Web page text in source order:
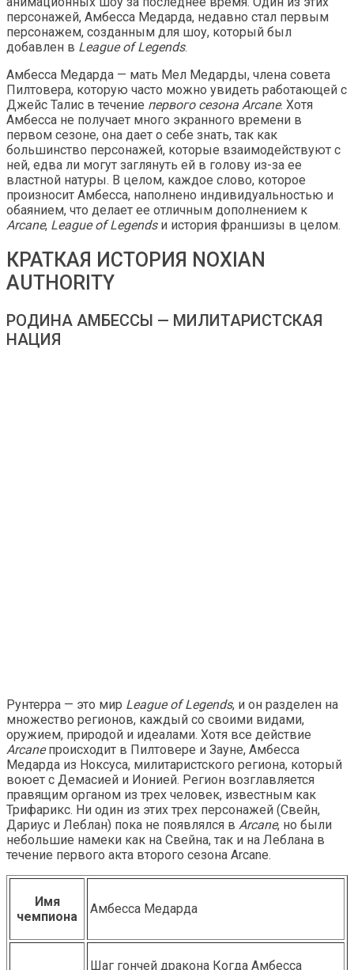
персонажей, Амбесса Медарда, недавно стал первым
персонажем, созданным для шоу, который был
добавлен в League of Legends.
Амбесса Медарда — мать Мел Медарды, члена совета
Пилтовера, которую часто можно увидеть работающей с
Джейс Талис в течение первого сезона Arcane. Хотя
Амбесса не получает много экранного времени в
первом сезоне, она дает о себе знать, так как
большинство персонажей, которые взаимодействуют с
ней, едва ли могут заглянуть ей в голову из-за ее
властной натуры. В целом, каждое слово, которое
произносит Амбесса, наполнено индивидуальностью и
обаянием, что делает ее отличным дополнением к
Arcane, League of Legendsи история франшизы в целом.
КРАТКАЯ ИСТОРИЯ NOXIAN
AUTHORITY
РОДИНА АМБЕССЫ — МИЛИТАРИСТСКАЯ
НАЦИЯ
Рунтерра — это мир League of Legends, и он разделен на
множество регионов, каждый со своими видами,
оружием, природой и идеалами. Хотя все действие
Arcaneпроисходит в Пилтовере и Зауне, Амбесса
Медарда из Ноксуса, милитаристского региона, который
воюет с Демасией и Ионией. Регион возглавляется
правящим органом из трех человек, известным как
Трифарикс. Ни один из этих трех персонажей (Свейн,
Дариус и Леблан) пока не появлялся в Arcane, но были
небольшие намеки как на Свейна, так и на Леблана в
течение первого акта второго сезона Arcane.
Имя
чемпиона
Амбесса Медарда
Шаг гончей дракона Когда Амбесса